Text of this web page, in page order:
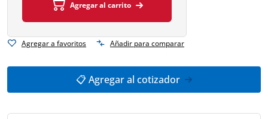
Agregar al carrito
Agregar a favoritos Añadir para comparar
📋 Agregar al cotizador